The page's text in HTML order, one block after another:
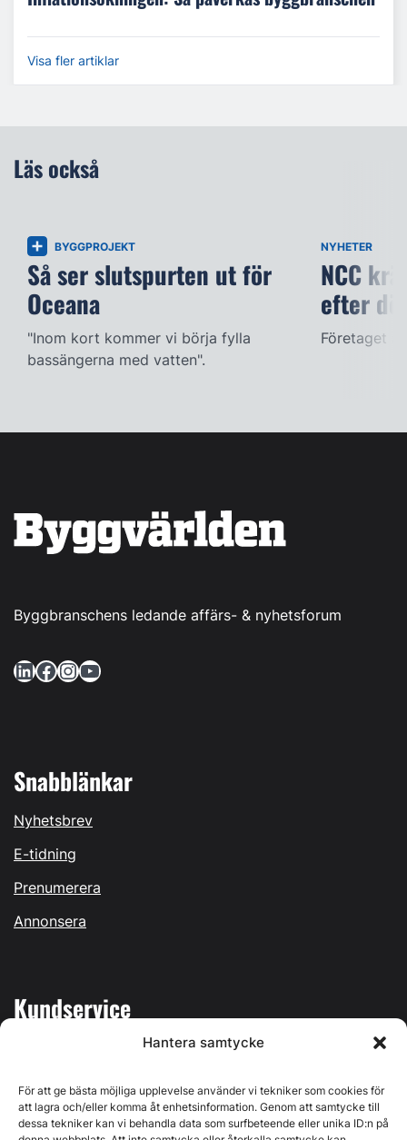
Hantera samtycke
För att ge bästa möjliga upplevelse använder vi tekniker som cookies för
att lagra och/eller komma åt enhetsinformation. Genom att samtycke till
dessa tekniker kan vi behandla data som surfbeteende eller unika ID:n på
Visa fler artiklar
Läs också
BYGGPROJEKT
Så ser slutspurten ut för
Oceana
"Inom kort kommer vi börja fylla
bassängerna med vatten".
NYHETER
NCC
efter
Företaget
Byggbranschens ledande affärs- & nyhetsforum
LinkedIn Facebook InstagramYouTube
Snabblänkar
Nyhetsbrev
E-tidning
Prenumerera
Annonsera
Kundservice
Kontakta oss